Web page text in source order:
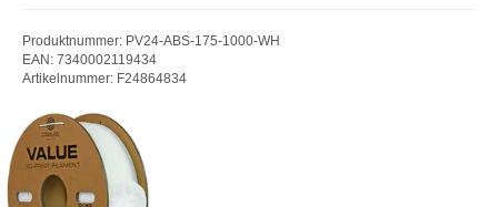
Produktnummer: PV24-ABS-175-1000-WH
EAN: 7340002119434
Artikelnummer: F24864834